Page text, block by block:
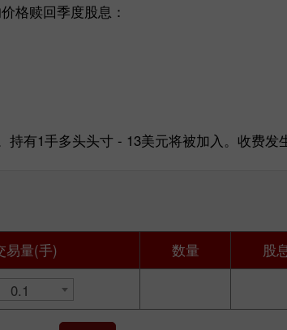
格赎回季度股息：
有1手多头头寸 - 13美元将被加入。收费发
易量(手) 数量 股
0.1 30% 赠金